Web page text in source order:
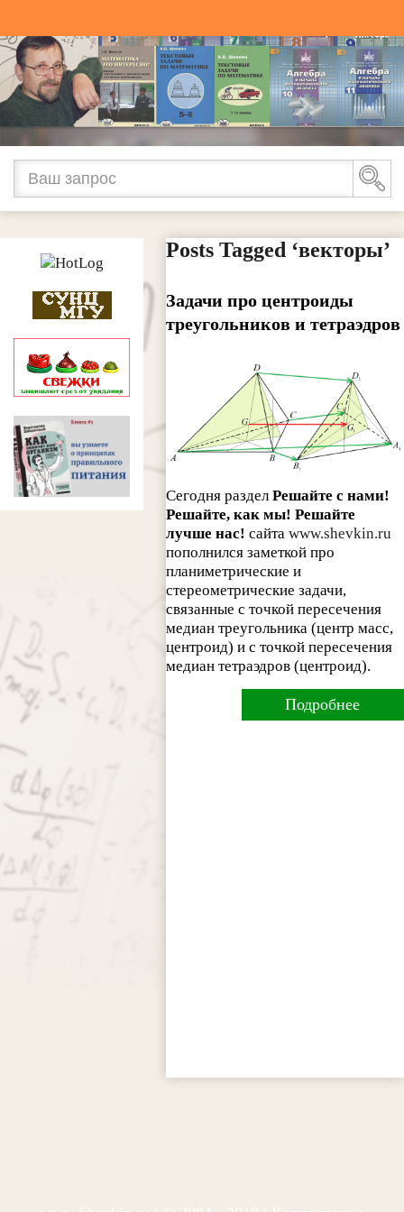
Posts Tagged ‘векторы’
Задачи про центроиды
треугольников и тетраэдров
Сегодня разделРешайте с нами!
Решайте, как мы! Решайте
лучше нас! сайтаwww.shevkin.ru
пополнился заметкой про
планиметрические и
стереометрические задачи,
связанные с точкой пересечения
медиан треугольника (центр масс,
центроид) и с точкой пересечения
медиан тетраэдров (центроид).
Подробнее